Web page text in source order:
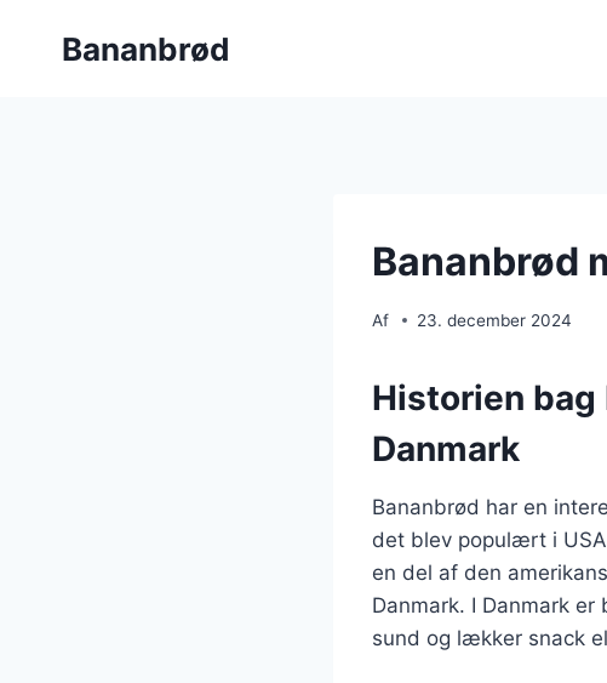
Bananbrød
Bananbrød
Af 23. december 2024
Historien
Danmark
Bananbrød har en
det blev populært i
en del af den
Danmark. I Danmark
sund og lækker snack